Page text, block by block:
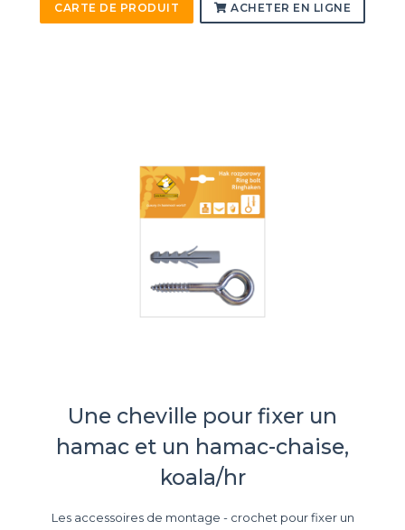
CARTE DE PRODUIT ACHETER EN LIGNE
Une cheville pour fixer un
hamac et un hamac-chaise,
koala/hr
Les accessoires de montage - crochet pour fixer un